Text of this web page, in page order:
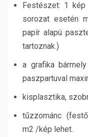
Festészet: 1 kép
sorozat esetén
papír alapú
tartoznak.)
a grafika
paszpartuval
kisplasztika,
tűzzománc
m2 /kép lehet.